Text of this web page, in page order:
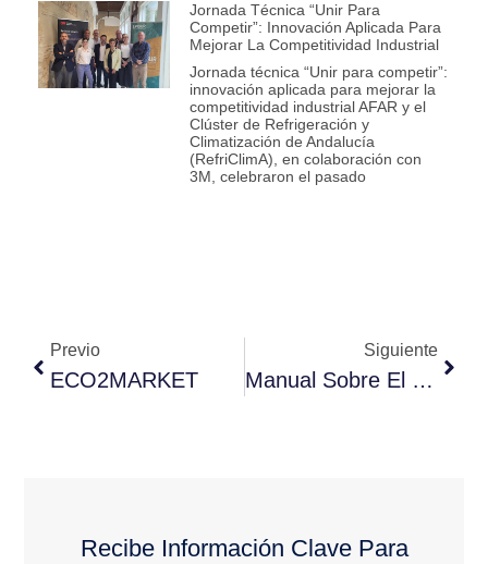
Jornada Técnica “Unir Para
Competir”: Innovación Aplicada Para
Mejorar La Competitividad Industrial
Jornada técnica “Unir para competir”:
innovación aplicada para mejorar la
competitividad industrial AFAR y el
Clúster de Refrigeración y
Climatización de Andalucía
(RefriClimA), en colaboración con
3M, celebraron el pasado
Previo
ECO2MARKET
Siguiente
Manual Sobre El Reglamento De Gases Fluorados En La UE
Recibe Información Clave Para